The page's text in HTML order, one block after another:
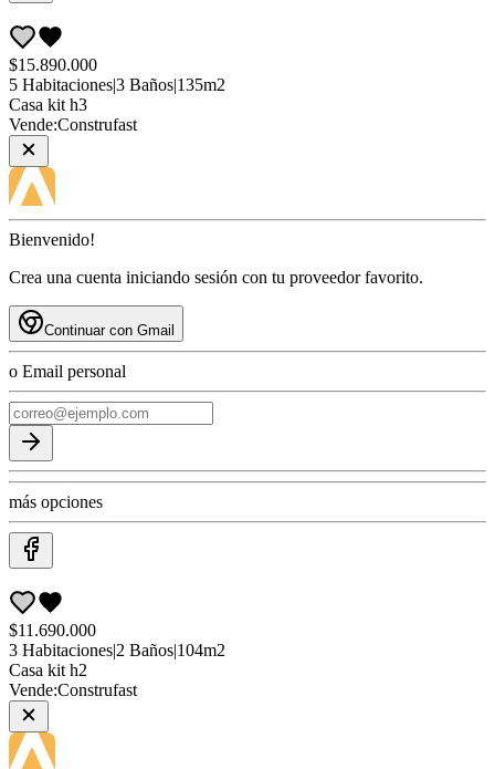
$15.890.000
5 Habitaciones|3 Baños|135m2
Casa kit h3
Vende:Construfast
Bienvenido!
Crea una cuenta iniciando sesión con tu proveedor favorito.
Continuar con Gmail
o Email personal
más opciones
$11.690.000
3 Habitaciones|2 Baños|104m2
Casa kit h2
Vende:Construfast